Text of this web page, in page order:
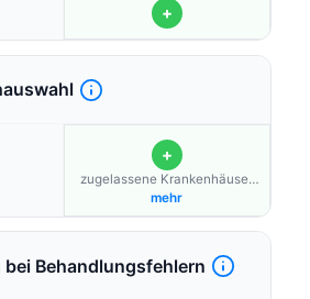
+
+
zugelassene Krankenhäuser
Deutschlandweit (keine
Fahrkosten ins Krankenhaus)
mehr
Behandlungsfehlern